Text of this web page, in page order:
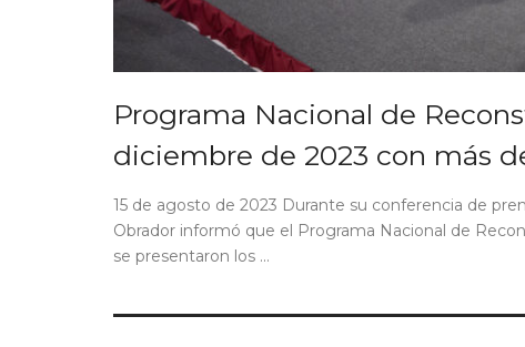
Programa Nacional de
diciembre de 2023 con más
15 de agosto de 2023 Durante su conferencia de
Obrador informó que el Programa Nacional de
se presentaron los ...